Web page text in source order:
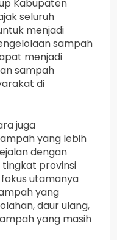
Kabupaten
seluruh
menjadi
sampah
menjadi
sampah
di
juga
yang lebih
dengan
provinsi
utamanya
yang
daur ulang,
yang masih